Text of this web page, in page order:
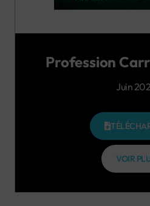
Profession
Juin
VOIR